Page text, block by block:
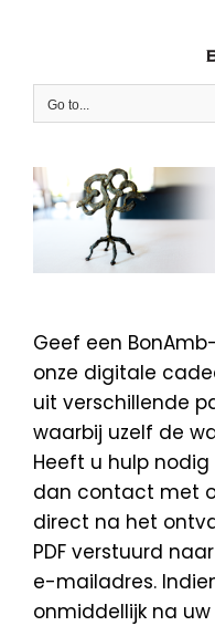
Go to...
Geef een
onze digitale
uit verschillende
waarbij uzelf de
Heeft u hulp
dan contact met
direct na het
PDF verstuurd
e-mailadres.
onmiddellijk na